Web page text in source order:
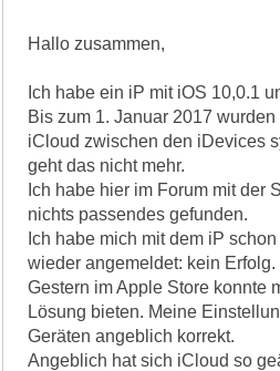
Hallo zusammen,
Ich habe ein iP mit iOS 10,0.1
Bis zum 1. Januar 2017
iCloud zwischen den iDevices
geht das nicht mehr.
Ich habe hier im Forum mit der
nichts passendes gefunden.
Ich habe mich mit dem iP
wieder angemeldet: kein Erfolg.
Gestern im Apple Store konnte
Lösung bieten. Meine
Geräten angeblich korrekt.
Angeblich hat sich iCloud so